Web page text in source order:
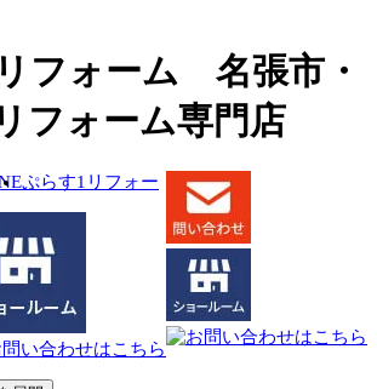
フォーム 名張市・
フォーム専門店
ぷらす1リフォー